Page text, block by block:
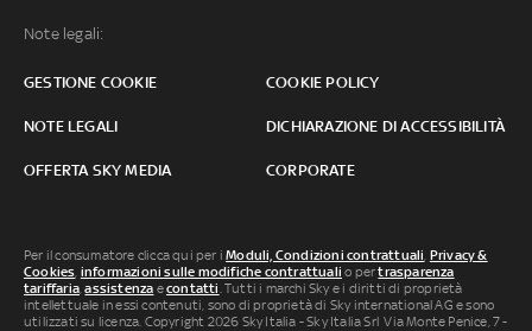
Note legali:
GESTIONE COOKIE COOKIE POLICY
NOTE LEGALI DICHIARAZIONE DI ACCESSIBILITÀ
OFFERTA SKY MEDIA CORPORATE
Per il consumatore clicca qui per iModuli, Condizioni contrattuali Privacy &
Cookies informazioni sulle modifiche contrattuali o pertrasparenza
tariffaria ,assistenza econtatti . Tutti i marchi Sky e i diritti di proprietà
intellettuale in essi contenuti, sono di proprietà di Sky international AG e sono
utilizzati su licenza. Copyright 2026 Sky Italia - Sky Italia Srl Via Monte Penice, 7 -